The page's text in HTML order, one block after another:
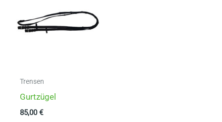
Trensen
Gurtzügel
85,00€